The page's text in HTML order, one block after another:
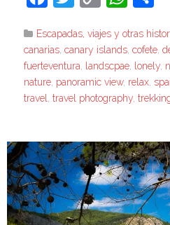
Escapadas, viajes y otras
canarias,canary islands,cofete,
fuerteventura, landscpae, lonely,
nature, panoramic view, relax,
travel,travel photography,